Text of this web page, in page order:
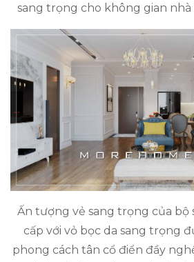
sang trọng cho không gian
Ấn tượng vẻ sang trọng của bộ
cấp với vỏ bọc da sang trọng
phong cách tân cổ điển đầy